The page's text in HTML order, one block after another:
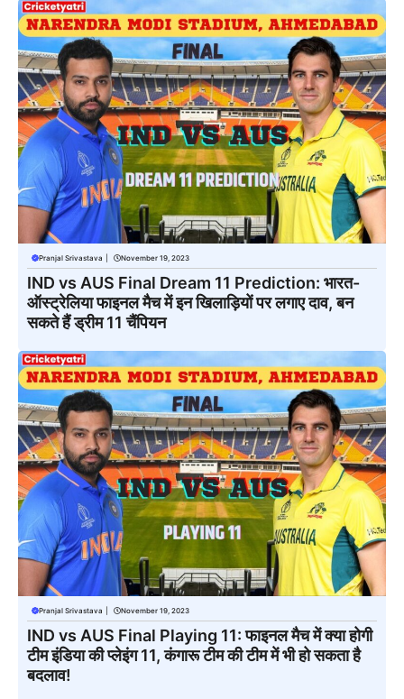
Pranjal Srivastava November 19, 2023
IND vs AUS Final Dream 11 Prediction: भारत-
ऑस्ट्रेलिया फाइनल मैच में इन खिलाड़ियों पर लगाए दाव, बन
सकते हैं ड्रीम 11 चैंपियन
Pranjal Srivastava November 19, 2023
IND vs AUS Final Playing 11: फाइनल मैच में क्या होगी
टीम इंडिया की प्लेइंग 11, कंगारू टीम की टीम में भी हो सकता है
बदलाव!